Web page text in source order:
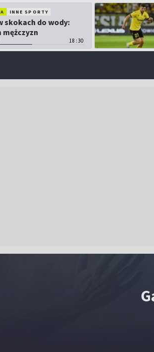
INNE SPORTY
skokach do wody:
mężczyzn
18:30